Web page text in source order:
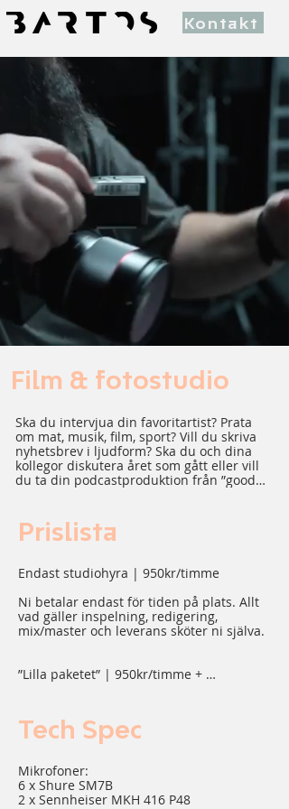
Kontakt
Film & fotostudio
Ska du intervjua din favoritartist? Prata
om mat, musik, film, sport? Vill du skriva
nyhetsbrev i ljudform? Ska du och dina
kollegor diskutera året som gått eller vill
du ta din podcastproduktion från ”good”
medieformen och underhållning för att
nå ut med din information och ditt
Vi har producerat podcasts i över 10 år,
med ett par priser i bagaget till och med.
I våra studios producerar du enkelt allt
från ett oskriptat samtal mellan två
ljud och musikinramning – hos Bartos
finns alla möjligheter. Vi hjälper dig med
redigering, produktion och leverans.
Kan du inte komma till oss? Då kommer vi
till dig! Vår utrustning är 100% portabel,
så du kan podda med högsta kvalité vart
Prislista
Endast studiohyra | 950kr/timme
Ni betalar endast för tiden på plats. Allt
vad gäller inspelning, redigering,
mix/master och leverans sköter ni själva.
”Lilla paketet” | 950kr/timme +
Studiohyra + mix/master
Ni betalar för studiotid samt att vi gör din
redigering.
Tech Spec
Mikrofoner:
6 x Shure SM7B
2 x Sennheiser MKH 416 P48